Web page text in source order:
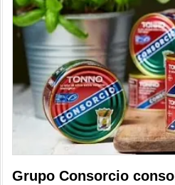
Grupo Consorcio